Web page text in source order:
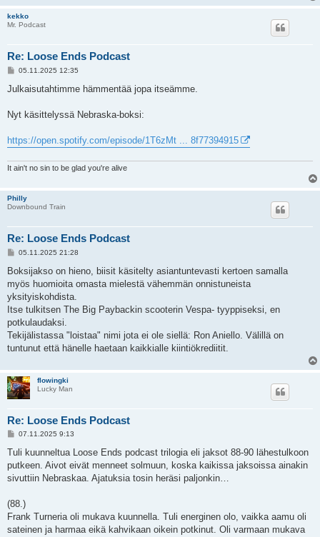
kekko
Mr. Podcast
Re: Loose Ends Podcast
V
e
i
05.11.2025 12:35
Julkaisutahtimme hämmentää jopa itseämme.
Nyt käsittelyssä Nebraska-boksi:
https://open.spotify.com/episode/1T6zMt ... 8f77394915
It ain't no sin to be glad you're alive
Philly
Downbound Train
Re: Loose Ends Podcast
V
e
t
i
05.11.2025 21:28
Boksijakso on hieno, biisit käsitelty asiantuntevasti kertoen samalla
myös huomioita omasta mielestä vähemmän onnistuneista
yksityiskohdista.
Itse tulkitsen The Big Paybackin scooterin Vespa- tyyppiseksi, en
potkulaudaksi.
Tekijälistassa "loistaa" nimi jota ei ole siellä: Ron Aniello. Välillä on
tuntunut että hänelle haetaan kaikkialle kiintiökrediitit.
flowingki
Lucky Man
Re: Loose Ends Podcast
V
e
t
i
07.11.2025 9:13
Tuli kuunneltua Loose Ends podcast trilogia eli jaksot 88-90 lähestulkoon
putkeen. Aivot eivät menneet solmuun, koska kaikissa jaksoissa ainakin
sivuttiin Nebraskaa. Ajatuksia tosin heräsi paljonkin…
(88.)
Frank Turneria oli mukava kuunnella. Tuli energinen olo, vaikka aamu oli
sateinen ja harmaa eikä kahvikaan oikein potkinut. Oli varmaan mukava